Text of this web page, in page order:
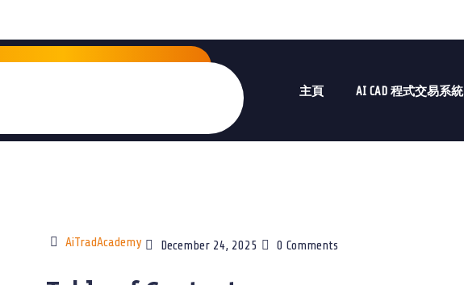
主頁 AI CAD 程式交易系統
AiTradAcademy December 24, 2025 0 Comments